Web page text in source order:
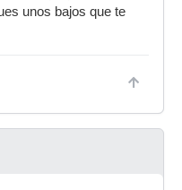
unos bajos que te